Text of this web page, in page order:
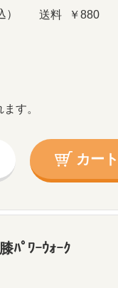
） 送料 ￥880
す。
カー
ﾊﾟﾜｰｳｫｰｸ